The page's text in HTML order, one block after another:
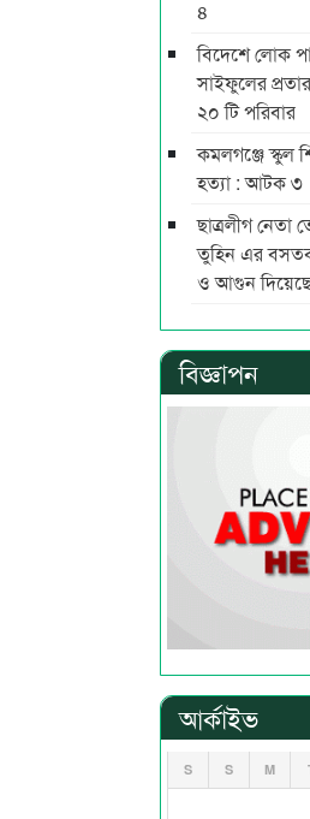
৪
বিদেশে লোক
সাইফুলের
২০ টি পরিবার
কমলগঞ্জে স্কুল
হত্যা : আটক ৩
ছাত্রলীগ
তুহিন এর
ও আগুন দিয়েছে
বিজ্ঞাপন
আর্কাইভ
S S M